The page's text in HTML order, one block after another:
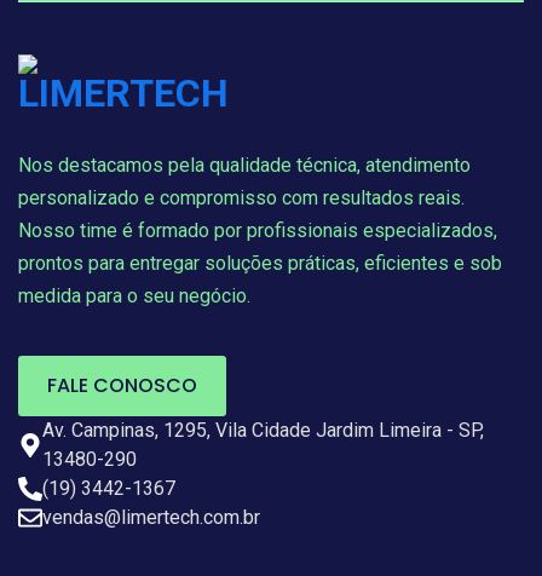
Nos destacamos pela qualidade técnica, atendimento
personalizado e compromisso com resultados reais.
Nosso time é formado por profissionais especializados,
prontos para entregar soluções práticas, eficientes e sob
medida para o seu negócio.
FALE CONOSCO
Av. Campinas, 1295, Vila Cidade Jardim Limeira - SP,
13480-290
(19) 3442-1367
vendas@limertech.com.br